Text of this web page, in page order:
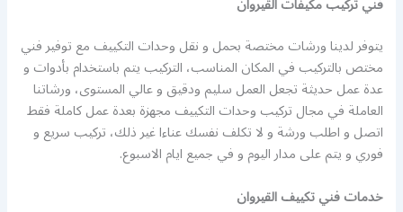
يتوفر لدينا ورشات مختصة بحمل و نقل وحدات التكييف مع توفير فني
مختص بالتركيب في المكان المناسب، التركيب يتم باستخدام بأدوات و
عدة عمل حديثة تجعل العمل سليم ودقيق و عالي المستوى، ورشاتنا
العاملة في مجال تركيب وحدات التكييف مجهزة بعدة عمل كاملة فقط
اتصل و اطلب ورشة و لا تكلف نفسك عناءا غير ذلك، تركيب سريع و
فوري و يتم على مدار اليوم و في جميع ايام الاسبوع.
خدمات فني تكييف القيروان